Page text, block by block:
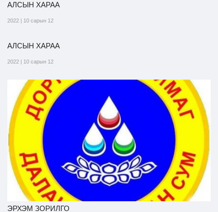
АЛСЫН ХАРАА
2022 | 10 сарын 12
АЛСЫН ХАРАА
2022 | 10 сарын 12
ЭРХЭМ ЗОРИЛГО